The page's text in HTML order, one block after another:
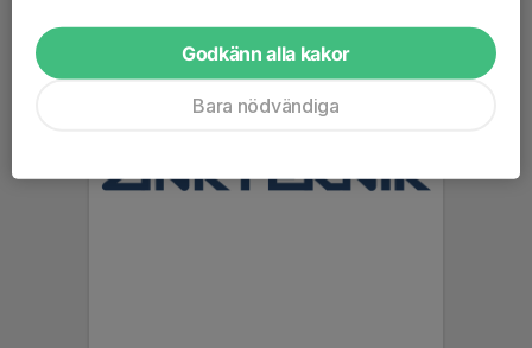
Godkänn alla kakor
Bara nödvändiga